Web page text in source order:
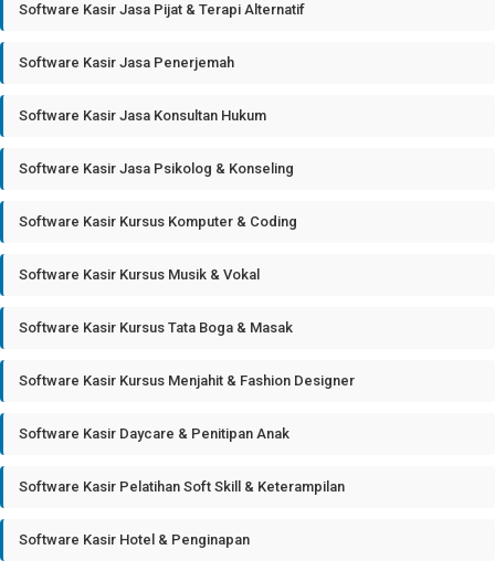
Software Kasir Jasa Pijat & Terapi Alternatif
Software Kasir Jasa Penerjemah
Software Kasir Jasa Konsultan Hukum
Software Kasir Jasa Psikolog & Konseling
Software Kasir Kursus Komputer & Coding
Software Kasir Kursus Musik & Vokal
Software Kasir Kursus Tata Boga & Masak
Software Kasir Kursus Menjahit & Fashion Designer
Software Kasir Daycare & Penitipan Anak
Software Kasir Pelatihan Soft Skill & Keterampilan
Software Kasir Hotel & Penginapan